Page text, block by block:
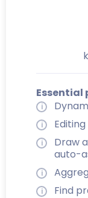
Essential
Draw
auto-
Find